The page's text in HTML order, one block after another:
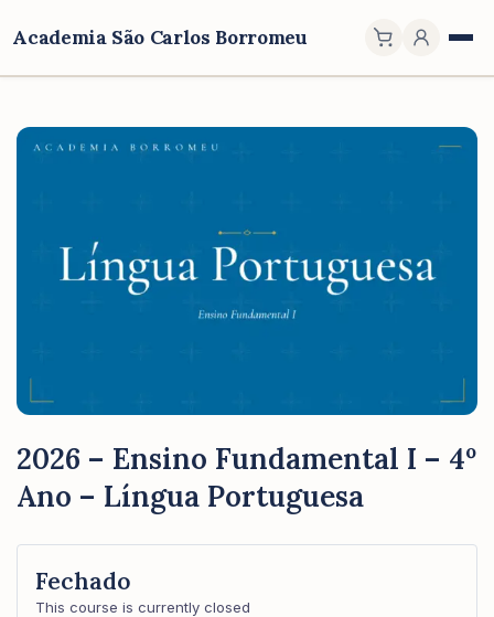
Academia São Carlos Borromeu
2026 – Ensino Fundamental I – 4º
Ano – Língua Portuguesa
Fechado
This course is currently closed